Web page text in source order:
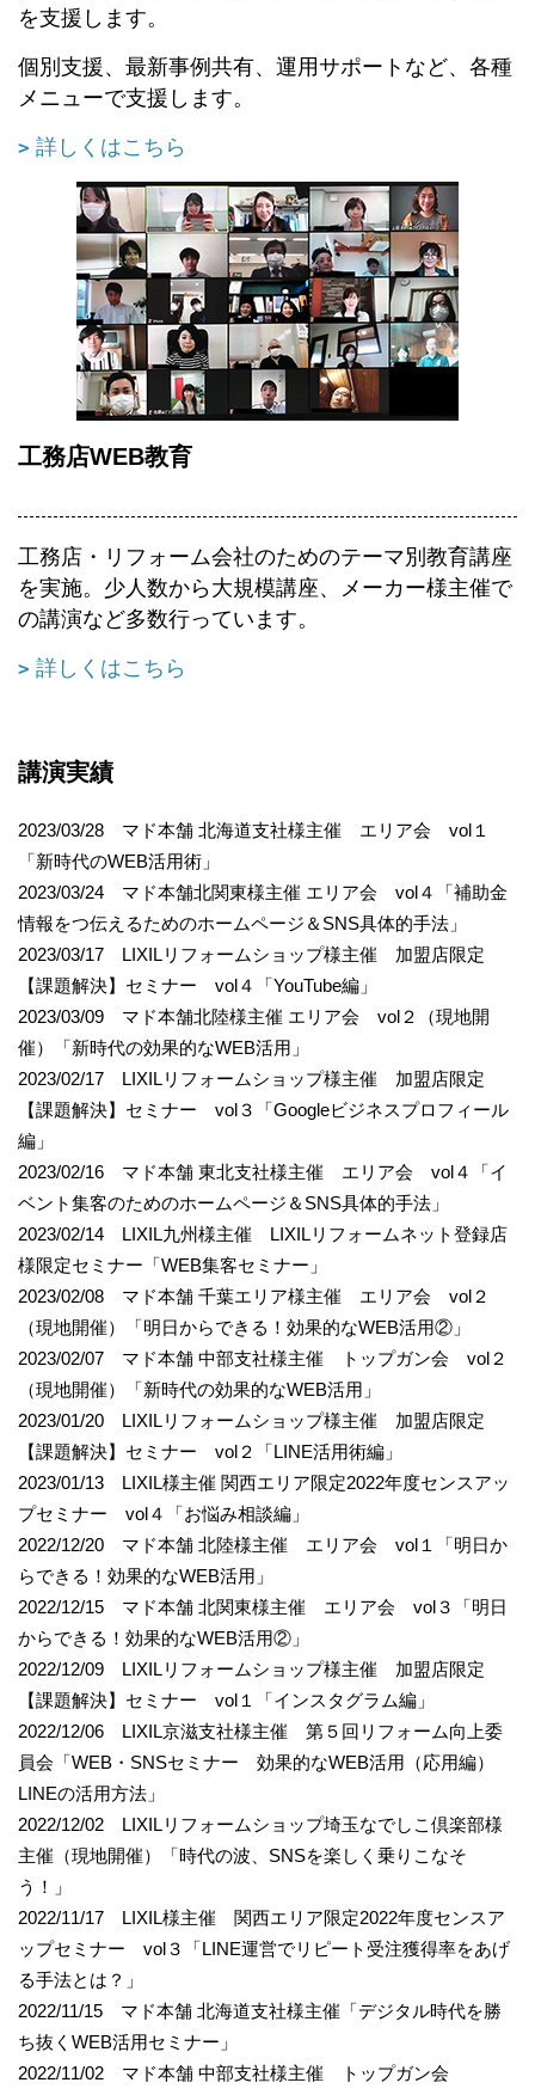
を支援します。
個別支援、最新事例共有、運用サポートなど、各種
メニューで支援します。
詳しくはこちら
工務店WEB教育
工務店・リフォーム会社のためのテーマ別教育講座
を実施。少人数から大規模講座、メーカー様主催で
の講演など多数行っています。
詳しくはこちら
講演実績
2023/03/28 マド本舗 北海道支社様主催 エリア会 vol１
「新時代のWEB活用術」
2023/03/24 マド本舗北関東様主催 エリア会 vol４「補助金
情報をつ伝えるためのホームページ＆SNS具体的手法」
2023/03/17 LIXILリフォームショップ様主催 加盟店限定
【課題解決】セミナー vol４「YouTube編」
2023/03/09 マド本舗北陸様主催 エリア会 vol２（現地開
催）「新時代の効果的なWEB活用」
2023/02/17 LIXILリフォームショップ様主催 加盟店限定
【課題解決】セミナー vol３「Googleビジネスプロフィール
編」
2023/02/16 マド本舗 東北支社様主催 エリア会 vol４「イ
ベント集客のためのホームページ＆SNS具体的手法」
2023/02/14 LIXIL九州様主催 LIXILリフォームネット登録店
様限定セミナー「WEB集客セミナー」
2023/02/08 マド本舗 千葉エリア様主催 エリア会 vol２
（現地開催）「明日からできる！効果的なWEB活用②」
2023/02/07 マド本舗 中部支社様主催 トップガン会 vol２
（現地開催）「新時代の効果的なWEB活用」
2023/01/20 LIXILリフォームショップ様主催 加盟店限定
【課題解決】セミナー vol２「LINE活用術編」
2023/01/13 LIXIL様主催 関西エリア限定2022年度センスアッ
プセミナー vol４「お悩み相談編」
2022/12/20 マド本舗 北陸様主催 エリア会 vol１「明日か
らできる！効果的なWEB活用」
2022/12/15 マド本舗 北関東様主催 エリア会 vol３「明日
からできる！効果的なWEB活用②」
2022/12/09 LIXILリフォームショップ様主催 加盟店限定
【課題解決】セミナー vol１「インスタグラム編」
2022/12/06 LIXIL京滋支社様主催 第５回リフォーム向上委
員会「WEB・SNSセミナー 効果的なWEB活用（応用編）
LINEの活用方法」
2022/12/02 LIXILリフォームショップ埼玉なでしこ倶楽部様
主催（現地開催）「時代の波、SNSを楽しく乗りこなそ
う！」
2022/11/17 LIXIL様主催 関西エリア限定2022年度センスア
ップセミナー vol３「LINE運営でリピート受注獲得率をあげ
る手法とは？」
2022/11/15 マド本舗 北海道支社様主催「デジタル時代を勝
ち抜くWEB活用セミナー」
2022/11/02 マド本舗 中部支社様主催 トップガン会